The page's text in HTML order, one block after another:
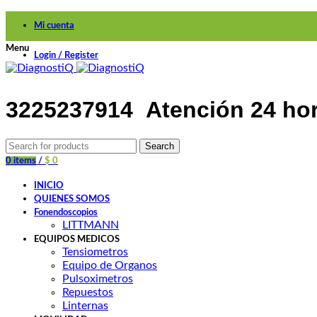
Mi cuenta
Login / Register
Menu
3225237914 Atención 24
Search
0 items / $ 0
INICIO
QUIENES SOMOS
Fonendoscopios
LITTMANN
EQUIPOS MEDICOS
Tensiometros
Equipo de Organos
Pulsoximetros
Repuestos
Linternas